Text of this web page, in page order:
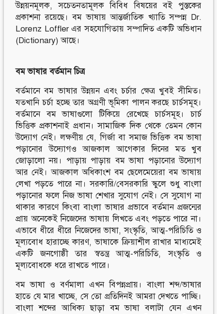
উন্নয়নমূলক, সচেতনতামূলক বিবিধ বিষয়ের বই পুস্তকের
প্রকাশনা রয়েছে। বম ভাষায় আন্তর্জাতিক খ্যাতি সম্পন্ন Dr.
Lorenz Loffler এর সহযোগিতায় সম্পাদিত একটি অভিধান
(Dictionary) আছে।
বম ভাষার বর্তমান চিত্র
বর্তমানে বম ভাষার উন্নয়ন এবং চর্চার ক্ষেত্র খুবই সীমিত।
যতখানি চর্চা হচ্ছে তার অগ্রণী ভূমিকা পালন করছে চার্চসমূহ।
বর্তমানে বম ভাষাগুলো টিকিয়ে রেখেছে চার্চসমূহ। চার্চ
ভিত্তিক প্রকাশনাই প্রধান। সামাজিক দিক থেকে তেমন কোন
উদ্যোগ নেই। লক্ষণীয় যে, গির্জা বা সমাজ ভিত্তিক বম ভাষা
পড়ানোর উদ্যোগও আজকাল আগেকার দিনের মত খুব
জোড়ালো নয়। পাড়ায় পাড়ায় বম ভাষা পড়ানোর উদ্যোগ
আর নেই। আজকাল অধিকাংশ বম ছেলেমেয়েরা বম ভাষায়
লেখা পড়তে পারে না। সরকারি/বেসরকারি স্কুলে শুধু বাংলা
পড়ানোর ফলে নিজ ভাষা শেখার সুযোগ নেই। সে সুযোগ না
থাকার কারণে কিংবা বাংলা ভাষার প্রভাবে বর্তমান প্রজন্মের
প্রায় অনেকেই নিজেদের ভাষায় লিখতে এবং পড়তে পারে না।
এভাবে ধীরে ধীরে নিজেদের ভাষা, সংস্কৃতি, আত্ম-পরিচিতি ও
মূল্যবোধ হারাচ্ছে কারণ, ভাষাকে ক্রিয়াশীল রাখার মাধ্যমেই
একটি জনগোষ্ঠী তার স্বতন্ত্র আত্ম-পরিচিতি, সংস্কৃতি ও
মূল্যবোধকে ধরে রাখতে পারে।
বম ভাষা ও বর্ণমালা এখন বিপন্নপ্রায়। বাংলা শব্দ/ভাষার
হাতে যে মার খাচ্ছে, সে তো প্রতিদিনই আমরা দেখতে পাচ্ছি।
বাংলা শব্দের আধিক্য ছাড়া বম ভাষা বলাটা যেন এখন